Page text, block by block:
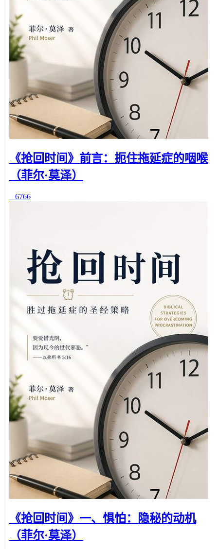
《抢回时间》前言：扼住拖延症的咽喉
（菲尔·莫泽）
6766
《抢回时间》一、惧怕：隐秘的动机
（菲尔·莫泽）